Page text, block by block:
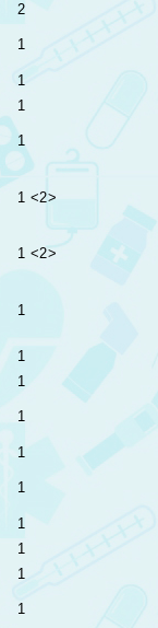
2
1
1
1
1
1 <2>
1 <2>
1
1
1
1
1
1
1
1
1
1